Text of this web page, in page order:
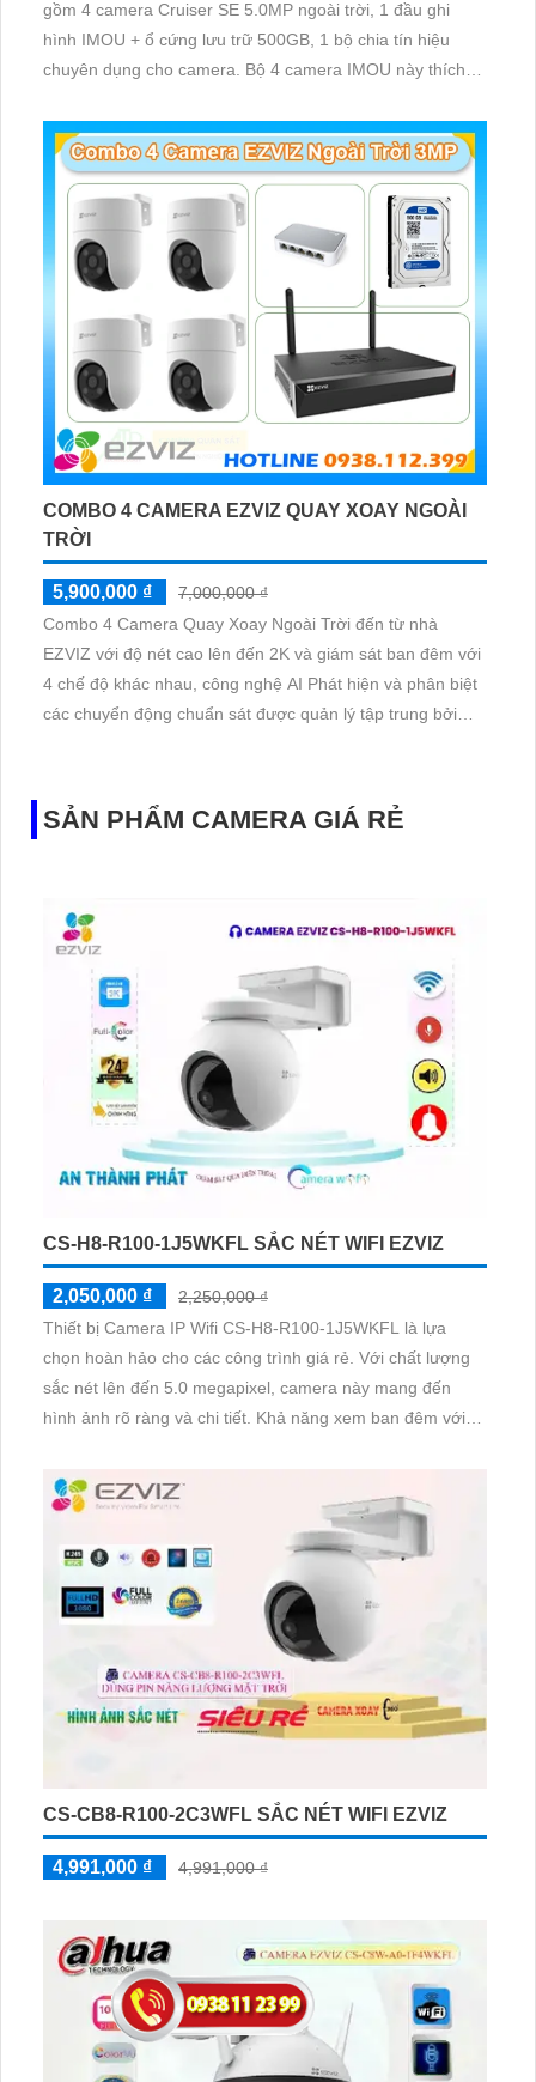
gồm 4 camera Cruiser SE 5.0MP ngoài trời, 1 đầu ghi
hình IMOU + ổ cứng lưu trữ 500GB, 1 bộ chia tín hiệu
chuyên dụng cho camera. Bộ 4 camera IMOU này thích
cần giám sát ngoài trời
COMBO 4 CAMERA EZVIZ QUAY XOAY NGOÀI
TRỜI
5,900,000 ₫
7,000,000 ₫
Combo 4 Camera Quay Xoay Ngoài Trời đến từ nhà
EZVIZ với độ nét cao lên đến 2K và giám sát ban đêm với
4 chế độ khác nhau, công nghệ AI Phát hiện và phân biệt
các chuyển động chuẩn sát được quản lý tập trung bởi
SẢN PHẨM CAMERA GIÁ RẺ
CS-H8-R100-1J5WKFL SẮC NÉT WIFI EZVIZ
2,050,000 ₫
2,250,000 ₫
Thiết bị Camera IP Wifi CS-H8-R100-1J5WKFL là lựa
chọn hoàn hảo cho các công trình giá rẻ. Với chất lượng
sắc nét lên đến 5.0 megapixel, camera này mang đến
hình ảnh rõ ràng và chi tiết. Khả năng xem ban đêm với
giảm chất lượng
CS-CB8-R100-2C3WFL SẮC NÉT WIFI EZVIZ
4,991,000 ₫ 4,991,000 ₫